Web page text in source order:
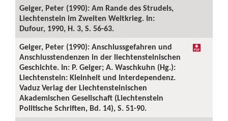
Geiger, Peter (1990): Am Rande des Strudels,
Liechtenstein im Zweiten Weltkrieg. In:
Dufour, 1990, H. 3, S. 56-63.
Geiger, Peter (1990): Anschlussgefahren und
Anschlusstendenzen in der liechtensteinischen
Geschichte. In: P. Geiger; A. Waschkuhn (Hg.):
Liechtenstein: Kleinheit und Interdependenz.
Vaduz Verlag der Liechtensteinischen
Akademischen Gesellschaft (Liechtenstein
Politische Schriften, Bd. 14), S. 51-90.